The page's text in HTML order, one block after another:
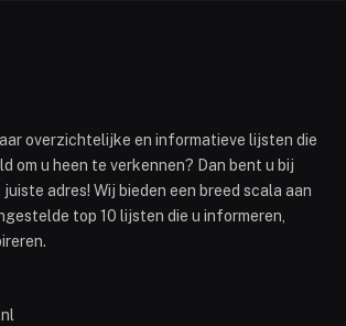
overzichtelijke en informatieve lijsten die
om u heen te verkennen? Dan bent u bij
adres! Wij bieden een breed scala aan
top 10 lijsten die u informeren,